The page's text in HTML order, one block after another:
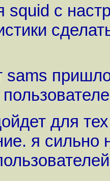
с
для
я сильно